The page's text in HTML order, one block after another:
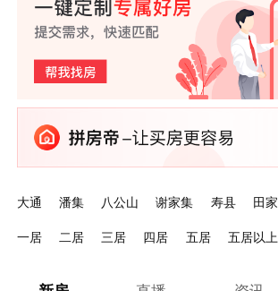
大通 潘集 八公山 谢家集 寿县 田
一居 二居 三居 四居 五居 五居以上